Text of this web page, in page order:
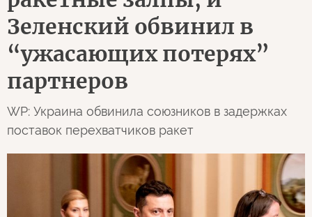
Зеленский обвинил в
“ужасающих потерях”
партнеров
WP: Украина обвинила союзников в задержках
поставок перехватчиков ракет